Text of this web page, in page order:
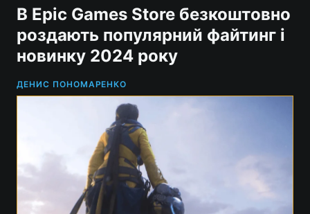
В Epic Games Store безкоштовно
роздають популярний файтинг і
новинку 2024 року
ДЕНИС ПОНОМАРЕНКО